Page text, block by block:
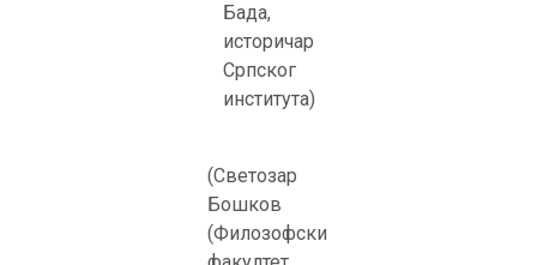
Бада,
историчар
Српског
института)
(Светозар
Бошков
(Филозофски